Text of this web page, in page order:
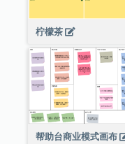
柠檬茶
帮助台商业模式画布